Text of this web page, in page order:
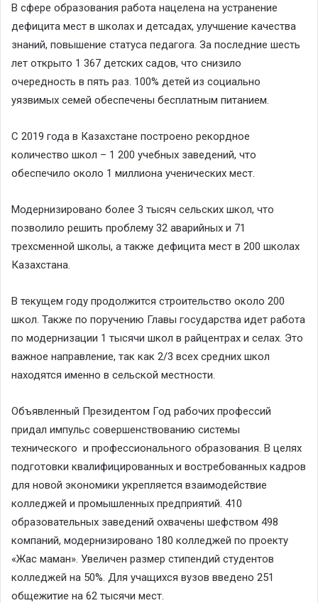
В сфере образования работа нацелена на устранение
дефицита мест в школах и детсадах, улучшение качества
знаний, повышение статуса педагога. За последние шесть
лет открыто 1 367 детских садов, что снизило
очередность в пять раз. 100% детей из социально
уязвимых семей обеспечены бесплатным питанием.
С 2019 года в Казахстане построено рекордное
количество школ – 1 200 учебных заведений, что
обеспечило около 1 миллиона ученических мест.
Модернизировано более 3 тысяч сельских школ, что
позволило решить проблему 32 аварийных и 71
трехсменной школы, а также дефицита мест в 200 школах
Казахстана.
В текущем году продолжится строительство около 200
школ. Также по поручению Главы государства идет работа
по модернизации 1 тысячи школ в райцентрах и селах. Это
важное направление, так как 2/3 всех средних школ
находятся именно в сельской местности.
Объявленный Президентом Год рабочих профессий
придал импульс совершенствованию системы
технического и профессионального образования. В целях
подготовки квалифицированных и востребованных кадров
для новой экономики укрепляется взаимодействие
колледжей и промышленных предприятий. 410
образовательных заведений охвачены шефством 498
компаний, модернизировано 180 колледжей по проекту
«Жас маман». Увеличен размер стипендий студентов
колледжей на 50%. Для учащихся вузов введено 251
общежитие на 62 тысячи мест.